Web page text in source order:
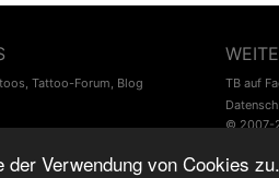
Verwendung von Cookies zu.
, Tattoo-Forum, Blog TB auf
© 2007-
liebt dich! Wirklich. ♥